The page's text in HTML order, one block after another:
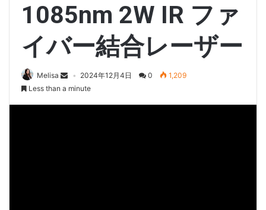
1085nm 2W IR ファ
イバー結合レーザー
Melisa 2024年12月4日 0
1,209
Less than a minute